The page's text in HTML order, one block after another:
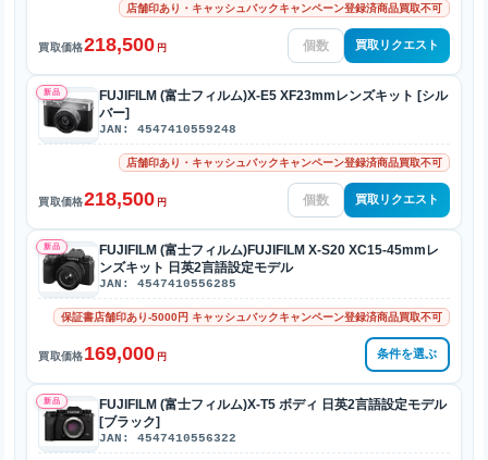
店舗印あり・キャッシュバックキャンペーン登録済商品買取不可
買取価格218,500 円 買取リクエスト
新品
FUJIFILM (富士フィルム)X-E5 XF23mmレンズキット [シル
バー]
JAN: 4547410559248
店舗印あり・キャッシュバックキャンペーン登録済商品買取不可
買取価格218,500 円 買取リクエスト
新品
FUJIFILM (富士フィルム)FUJIFILM X-S20 XC15-45mmレ
ンズキット 日英2言語設定モデル
JAN: 4547410556285
保証書店舗印あり-5000円 キャッシュバックキャンペーン登録済商品買取不可
買取価格169,000 円 条件を選ぶ
新品
FUJIFILM (富士フィルム)X-T5 ボディ 日英2言語設定モデル
[ブラック]
JAN: 4547410556322